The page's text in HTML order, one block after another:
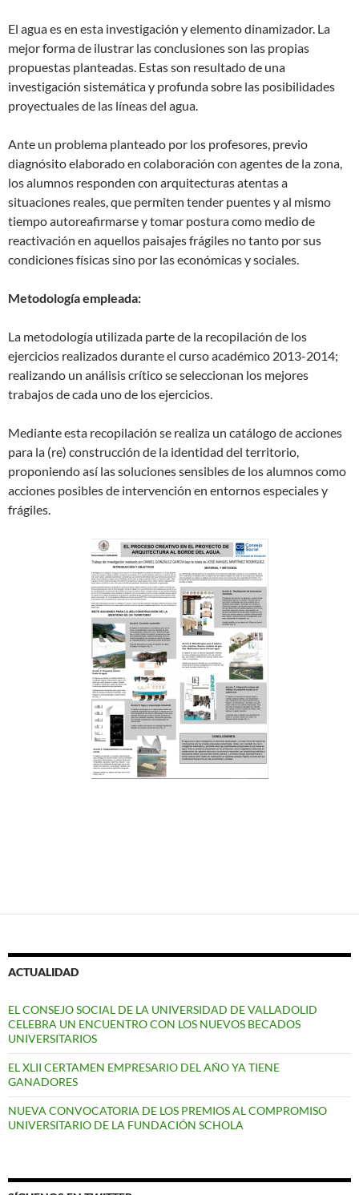
El agua es en esta investigación y elemento dinamizador. La
mejor forma de ilustrar las conclusiones son las propias
propuestas planteadas. Estas son resultado de una
investigación sistemática y profunda sobre las posibilidades
proyectuales de las líneas del agua.
Ante un problema planteado por los profesores, previo
diagnósito elaborado en colaboración con agentes de la zona,
los alumnos responden con arquitecturas atentas a
situaciones reales, que permiten tender puentes y al mismo
tiempo autoreafirmarse y tomar postura como medio de
reactivación en aquellos paisajes frágiles no tanto por sus
condiciones físicas sino por las económicas y sociales.
Metodología empleada:
La metodología utilizada parte de la recopilación de los
ejercicios realizados durante el curso académico 2013-2014;
realizando un análisis crítico se seleccionan los mejores
trabajos de cada uno de los ejercicios.
Mediante esta recopilación se realiza un catálogo de acciones
para la (re) construcción de la identidad del territorio,
proponiendo así las soluciones sensibles de los alumnos como
acciones posibles de intervención en entornos especiales y
frágiles.
ACTUALIDAD
EL CONSEJO SOCIAL DE LA UNIVERSIDAD DE VALLADOLID
CELEBRA UN ENCUENTRO CON LOS NUEVOS BECADOS
UNIVERSITARIOS
EL XLII CERTAMEN EMPRESARIO DEL AÑO YA TIENE
GANADORES
NUEVA CONVOCATORIA DE LOS PREMIOS AL COMPROMISO
UNIVERSITARIO DE LA FUNDACIÓN SCHOLA